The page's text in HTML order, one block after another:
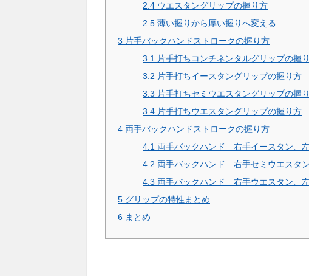
2.4 ウエスタングリップの握り方
2.5 薄い握りから厚い握りへ変える
3 片手バックハンドストロークの握り方
3.1 片手打ちコンチネンタルグリップの握
3.2 片手打ちイースタングリップの握り方
3.3 片手打ちセミウエスタングリップの握
3.4 片手打ちウエスタングリップの握り方
4 両手バックハンドストロークの握り方
4.1 両手バックハンド 右手イースタン、
4.2 両手バックハンド 右手セミウエスタ
4.3 両手バックハンド 右手ウエスタン、
5 グリップの特性まとめ
6 まとめ